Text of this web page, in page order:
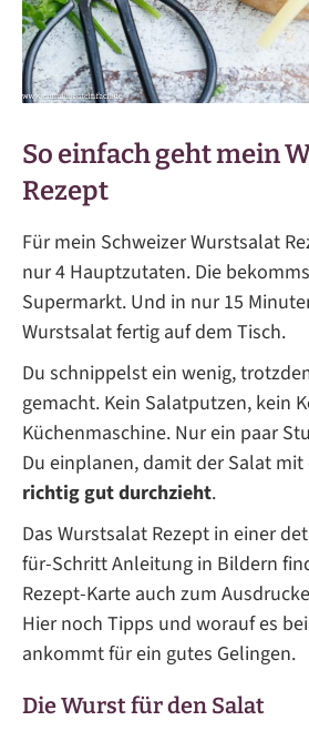
So einfach geht mein
Rezept
Für mein Schweizer Wurstsalat
nur 4 Hauptzutaten. Die
Supermarkt. Und in nur 15
Wurstsalat fertig auf dem Tisch.
Du schnippelst ein wenig,
gemacht. Kein Salatputzen, kein
Küchenmaschine. Nur ein paar
Du einplanen, damit der Salat mit
richtig gut durchzieht.
Das Wurstsalat Rezept in einer
für-Schritt Anleitung in Bildern
Rezept-Karte auch zum
Hier noch Tipps und worauf es
ankommt für ein gutes Gelingen.
Die Wurst für den Salat